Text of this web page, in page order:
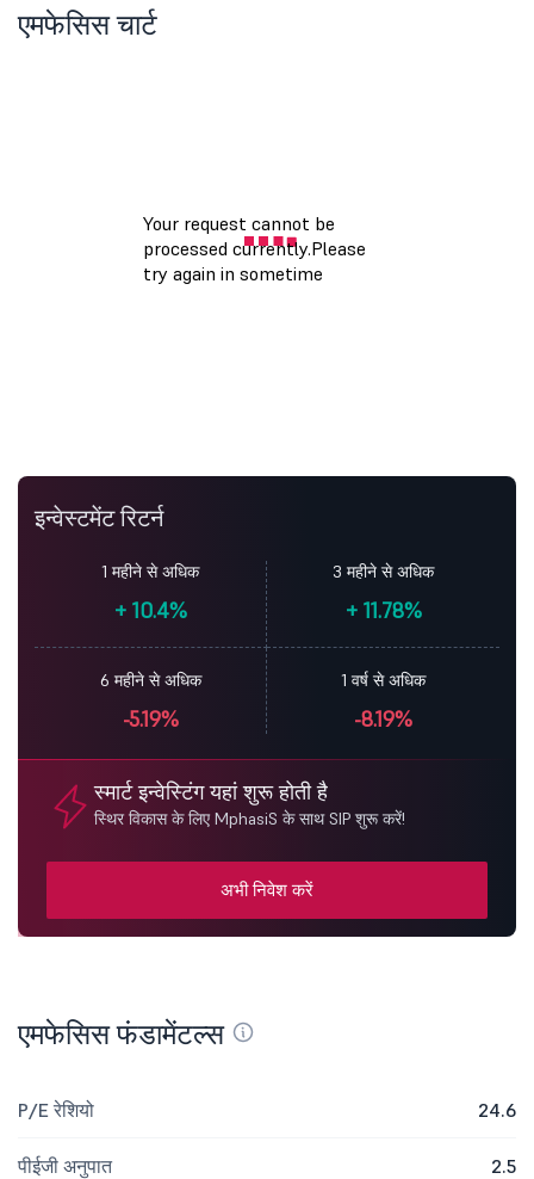
एमफेसिस चार्ट
इन्वेस्टमेंट रिटर्न
1 महीने से अधिक
+10.4%
3 महीने से अधिक
+11.78%
6 महीने से अधिक
-5.19%
1 वर्ष से अधिक
-8.19%
स्मार्ट इन्वेस्टिंग यहां शुरू होती है
स्थिर विकास के लिए MphasiS के साथ SIP शुरू करें!
अभी निवेश करें
एमफेसिस फंडामेंटल्स
P/E रेशियो 24.6
पीईजी अनुपात 2.5